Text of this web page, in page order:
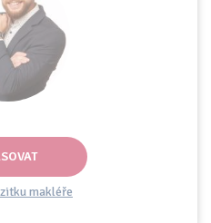
makléře